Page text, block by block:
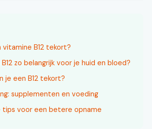
vitamine B12 tekort?
zo belangrijk voor je huid en bloed?
je een B12 tekort?
supplementen en voeding
tips voor een betere opname